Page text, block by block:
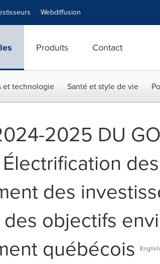
Webdiffusion
Produits Contact
et technologie Santé et style de vie
2025 DU
Électrification
des
objectifs
québécois
English